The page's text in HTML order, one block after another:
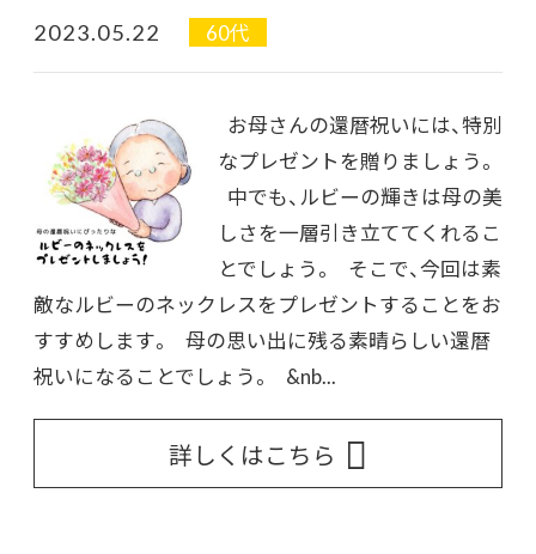
2023.05.22 60代
お母さんの還暦祝いには、特別
なプレゼントを贈りましょう。
中でも、ルビーの輝きは母の美
しさを一層引き立ててくれるこ
とでしょう。 そこで、今回は素
敵なルビーのネックレスをプレゼントすることをお
すすめします。 母の思い出に残る素晴らしい還暦
祝いになることでしょう。 &nb...
詳しくはこちら